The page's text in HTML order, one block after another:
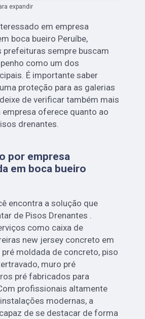
expandir
em empresa
boca bueiro Peruíbe,
prefeituras sempre buscam
como um dos
É importante saber
proteção para as galerias
de verificar também mais
oferece quanto ao
drenantes.
por empresa
em boca bueiro
encontra a solução que
de Pisos Drenantes .
como caixa de
new jersey concreto em
pré moldada de concreto, piso
muro pré
pré fabricados para
profissionais altamente
modernas, a
de se destacar de forma